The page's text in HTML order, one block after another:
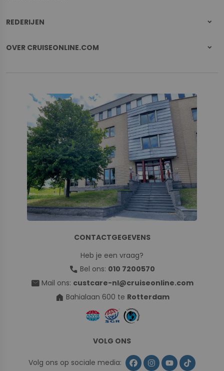
REDERIJEN
OVER CRUISEONLINE.COM
CONTACTGEGEVENS
Heb je een vraag?
call Bel ons: 010 7200570
mail Mail ons: custcare-nl@cruiseonline.com
home Bahialaan 600 te Rotterdam
VOLG ONS
Volg ons op sociale media: